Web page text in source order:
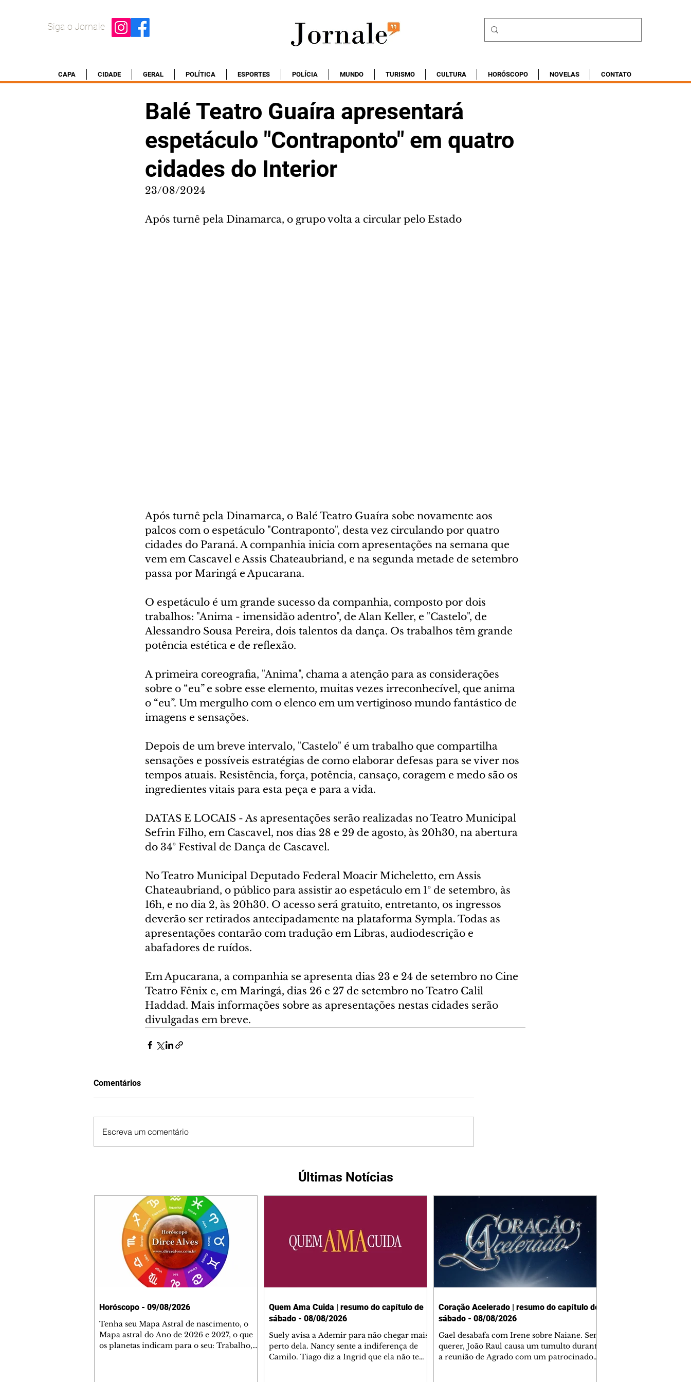
Siga o Jornale
CAPA CIDADE GERAL POLÍTICA ESPORTES POLÍCIA MUNDO TURISMO CULTURA HORÓSCOPO NOVELAS CONTATO
Balé Teatro Guaíra apresentará
espetáculo "Contraponto" em quatro
cidades do Interior
23/08/2024
Após turnê pela Dinamarca, o grupo volta a circular pelo Estado
Após turnê pela Dinamarca, o Balé Teatro Guaíra sobe novamente aos
palcos com o espetáculo "Contraponto", desta vez circulando por quatro
cidades do Paraná. A companhia inicia com apresentações na semana que
vem em Cascavel e Assis Chateaubriand, e na segunda metade de setembro
passa por Maringá e Apucarana.
O espetáculo é um grande sucesso da companhia, composto por dois
trabalhos: "Anima - imensidão adentro", de Alan Keller, e "Castelo", de
Alessandro Sousa Pereira, dois talentos da dança. Os trabalhos têm grande
potência estética e de reflexão.
A primeira coreografia, "Anima", chama a atenção para as considerações
sobre o “eu” e sobre esse elemento, muitas vezes irreconhecível, que anima
o “eu”. Um mergulho com o elenco em um vertiginoso mundo fantástico de
imagens e sensações.
Depois de um breve intervalo, "Castelo" é um trabalho que compartilha
sensações e possíveis estratégias de como elaborar defesas para se viver nos
tempos atuais. Resistência, força, potência, cansaço, coragem e medo são os
ingredientes vitais para esta peça e para a vida.
DATAS E LOCAIS - As apresentações serão realizadas no Teatro Municipal
Sefrin Filho, em Cascavel, nos dias 28 e 29 de agosto, às 20h30, na abertura
do 34º Festival de Dança de Cascavel.
No Teatro Municipal Deputado Federal Moacir Micheletto, em Assis
Chateaubriand, o público para assistir ao espetáculo em 1º de setembro, às
16h, e no dia 2, às 20h30. O acesso será gratuito, entretanto, os ingressos
deverão ser retirados antecipadamente na plataforma Sympla. Todas as
apresentações contarão com tradução em Libras, audiodescrição e
abafadores de ruídos.
Em Apucarana, a companhia se apresenta dias 23 e 24 de setembro no Cine
Teatro Fênix e, em Maringá, dias 26 e 27 de setembro no Teatro Calil
Haddad. Mais informações sobre as apresentações nestas cidades serão
divulgadas em breve.
Comentários
Escreva um comentário
Últimas Notícias
Horóscopo - 09/08/2026
Tenha seu Mapa Astral de nascimento, o
Mapa astral do Ano de 2026 e 2027, o que
os planetas indicam para o seu: Trabalho,
Quem Ama Cuida | resumo do capítulo de
sábado - 08/08/2026
Suely avisa a Ademir para não chegar mais
perto dela. Nancy sente a indiferença de
Camilo. Tiago diz a Ingrid que ela não tem
Coração Acelerado | resumo do capítulo de
sábado - 08/08/2026
Gael desabafa com Irene sobre Naiane. Sem
querer, João Raul causa um tumulto durante
a reunião de Agrado com um patrocinador.